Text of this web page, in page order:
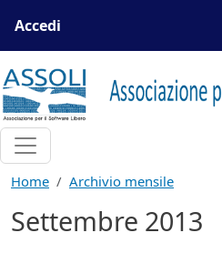
Menu profilo utente
Accedi
Home Archivio mensile
Settembre 2013